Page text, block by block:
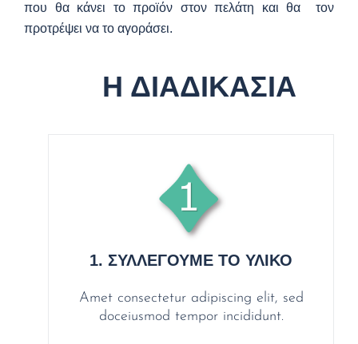
που θα κάνει το προϊόν στον πελάτη και θα τον
προτρέψει να το αγοράσει.
Η ΔΙΑΔΙΚΑΣΙΑ
1. ΣΥΛΛΕΓΟΥΜΕ ΤΟ ΥΛΙΚΟ
Amet consectetur adipiscing elit, sed
doceiusmod tempor incididunt.